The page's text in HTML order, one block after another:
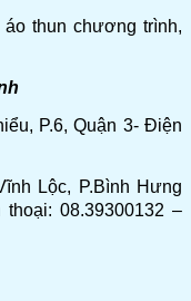
áo thun chương trình,
P.6, Quận 3- Điện
Lộc, P.Bình Hưng
08.39300132 –